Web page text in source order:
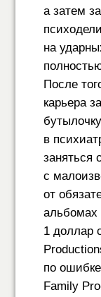
а затем
на
После
карьера
в
заняться
с
от
альбомах
1 доллар
по
Family